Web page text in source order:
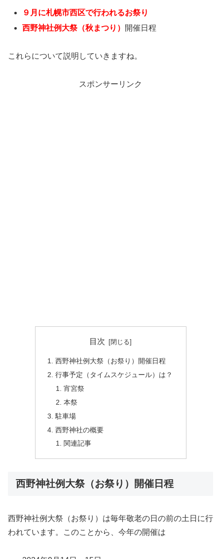
９月に札幌市西区で行われるお祭り
西野神社例大祭（秋まつり）
開催日程
これらについて説明していきますね。
スポンサーリンク
目次
西野神社例大祭（お祭り）開催日程
行事予定（タイムスケジュール）は？
宵宮祭
本祭
駐車場
西野神社の概要
関連記事
西野神社例大祭（お祭り）開催日程
西野神社例大祭（お祭り）は毎年敬老の日の前の土日に行
われています。このことから、今年の開催は